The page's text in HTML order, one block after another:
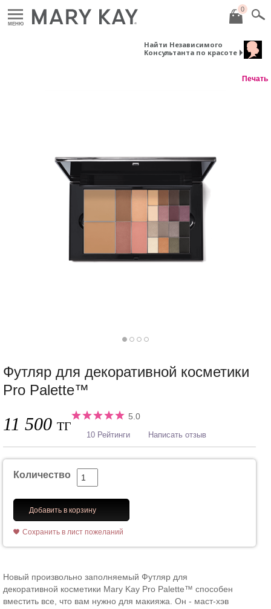
МЕНЮ
0
Найти Независимого
Консультанта по красоте
Печать
Футляр для декоративной косметики
Pro Palette™
11 500 ТГ
5.0
10 Рейтинги Написать отзыв
Количество
Добавить в корзину
Сохранить в лист пожеланий
Новый произвольно заполняемый Футляр для
декоративной косметики Mary Kay Pro Palette™ способен
вместить все, что вам нужно для макияжа. Он - маст-хэв